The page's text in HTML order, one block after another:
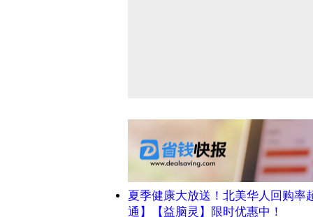
夏季健康大放送！北美华人回购率
通】【益脑灵】限时优惠中！